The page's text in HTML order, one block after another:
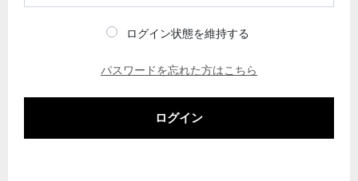
ログイン状態を維持する
パスワードを忘れた方はこちら
ログイン